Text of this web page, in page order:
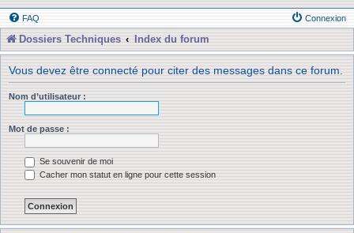
FAQ Connexion
Dossiers Techniques Index du forum
Vous devez être connecté pour citer des messages dans ce forum.
Nom d’utilisateur :
Mot de passe :
Se souvenir de moi
Cacher mon statut en ligne pour cette session